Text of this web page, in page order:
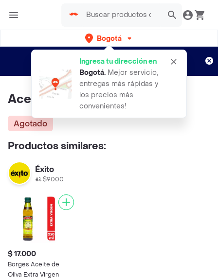
Bogotá
Ingresa tu dirección en
Bogotá. Mejor servicio,
entregas más rápidas y
los precios más
convenientes!
envíos gratis por semanas
Aplican TyC
Aceite La Garza 250ml
Agotado
Productos similares:
Éxito
$9000
$ 17.000
Borges Aceite de
Oliva Extra Virgen